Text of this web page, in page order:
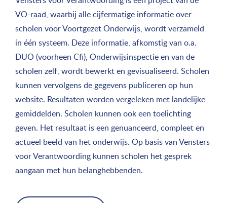
VO-raad, waarbij alle cijfermatige informatie over
scholen voor Voortgezet Onderwijs, wordt verzameld
in één systeem. Deze informatie, afkomstig van o.a.
DUO (voorheen Cfi), Onderwijsinspectie en van de
scholen zelf, wordt bewerkt en gevisualiseerd. Scholen
kunnen vervolgens de gegevens publiceren op hun
website. Resultaten worden vergeleken met landelijke
gemiddelden. Scholen kunnen ook een toelichting
geven. Het resultaat is een genuanceerd, compleet en
actueel beeld van het onderwijs. Op basis van Vensters
voor Verantwoording kunnen scholen het gesprek
aangaan met hun belanghebbenden.